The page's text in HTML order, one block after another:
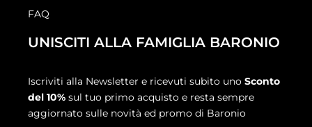
FAQ
UNISCITI ALLA FAMIGLIA BARONIO
Iscriviti alla Newsletter e ricevuti subito uno Sconto
del 10% sul tuo primo acquisto e resta sempre
aggiornato sulle novità ed promo di Baronio